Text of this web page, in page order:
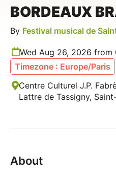
BORDEAUX
By Festival musical de
Wed Aug 26, 2026 from
Timezone : Europe/Paris
Centre Culturel J.P.
Lattre de Tassigny,
About